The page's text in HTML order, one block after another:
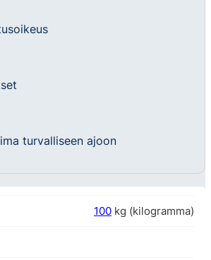
turvalliseen ajoon
100 kg (kilogramma)